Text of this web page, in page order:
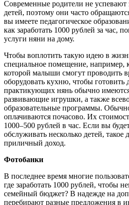
Современные родители не успевают
детей, поэтому они часто
вы имеете педагогическое
как заработать 1000 рублей за час,
услуги няни на дому.
Чтобы воплотить такую идею в
специальное помещение, например,
которой малыши смогут проводить
оборудовать кухню, чтобы готовить
практикующих нянь обычно
развивающие игрушки, а также
образовательные программы.
оплачиваются почасово. Их
1000–500 рублей в час. Если вы
обслуживать несколько детей, такое
приличный доход.
Фотобанки
В последнее время многие
где заработать 1000 рублей, чтобы
семейный бюджет? В надежде на
перебирают разные предложения в